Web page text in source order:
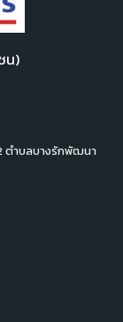
น)
ตำบลบางรักพัฒนา